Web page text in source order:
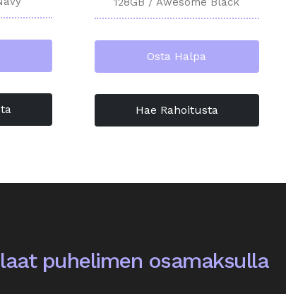
Osta Halpa
Hae Rahoitusta
puhelimen osamaksulla